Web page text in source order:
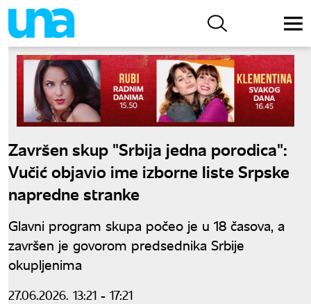
Završen skup "Srbija jedna porodica":
Vučić objavio ime izborne liste Srpske
napredne stranke
Glavni program skupa počeo je u 18 časova, a
završen je govorom predsednika Srbije
okupljenima
27.06.2026. 13:21 - 17:21